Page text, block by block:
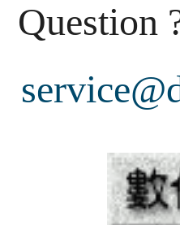
Question